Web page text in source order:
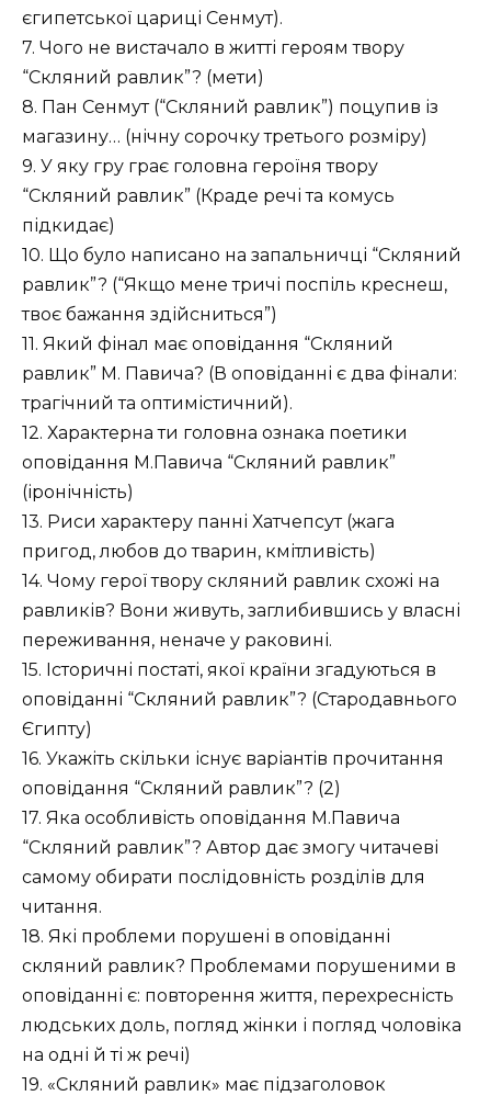
єгипетської цариці Сенмут).
7. Чого не вистачало в житті героям твору
“Скляний равлик”? (мети)
8. Пан Сенмут (“Скляний равлик”) поцупив із
магазину… (нічну сорочку третього розміру)
9. У яку гру грає головна героїня твору
“Скляний равлик” (Краде речі та комусь
підкидає)
10. Що було написано на запальничці “Скляний
равлик”? (“Якщо мене тричі поспіль креснеш,
твоє бажання здійсниться”)
11. Який фінал має оповідання “Скляний
равлик” М. Павича? (В оповіданні є два фінали:
трагічний та оптимістичний).
12. Характерна ти головна ознака поетики
оповідання М.Павича “Скляний равлик”
(іронічність)
13. Риси характеру панні Хатчепсут (жага
пригод, любов до тварин, кмітливість)
14. Чому герої твору скляний равлик схожі на
равликів? Вони живуть, заглибившись у власні
переживання, неначе у раковині.
15. Історичні постаті, якої країни згадуються в
оповіданні “Скляний равлик”? (Стародавнього
Єгипту)
16. Укажіть скільки існує варіантів прочитання
оповідання “Скляний равлик”? (2)
17. Яка особливість оповідання М.Павича
“Скляний равлик”? Автор дає змогу читачеві
самому обирати послідовність розділів для
читання.
18. Які проблеми порушені в оповіданні
скляний равлик? Проблемами порушеними в
оповіданні є: повторення життя, перехресність
людських доль, погляд жінки і погляд чоловіка
на одні й ті ж речі)
19. «Скляний равлик» має підзаголовок